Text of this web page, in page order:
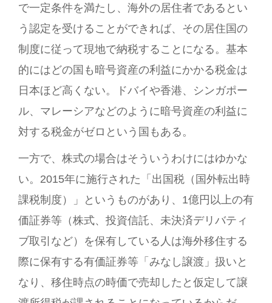
で一定条件を満たし、海外の居住者であるとい
う認定を受けることができれば、その居住国の
制度に従って現地で納税することになる。基本
的にはどの国も暗号資産の利益にかかる税金は
日本ほど高くない。ドバイや香港、シンガポー
ル、マレーシアなどのように暗号資産の利益に
対する税金がゼロという国もある。
一方で、株式の場合はそういうわけにはゆかな
い。2015年に施行された「出国税（国外転出時
課税制度）」というものがあり、1億円以上の有
価証券等（株式、投資信託、未決済デリバティ
ブ取引など）を保有している人は海外移住する
際に保有する有価証券等「みなし譲渡」扱いと
なり、移住時点の時価で売却したと仮定して譲